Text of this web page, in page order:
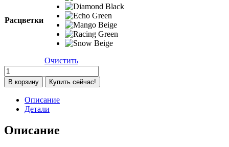
Расцветки
Очистить
Количество
товара
Прогулочная
коляска
Carrello
M
CRL-
В корзину Купить сейчас!
Описание
Детали
Описание